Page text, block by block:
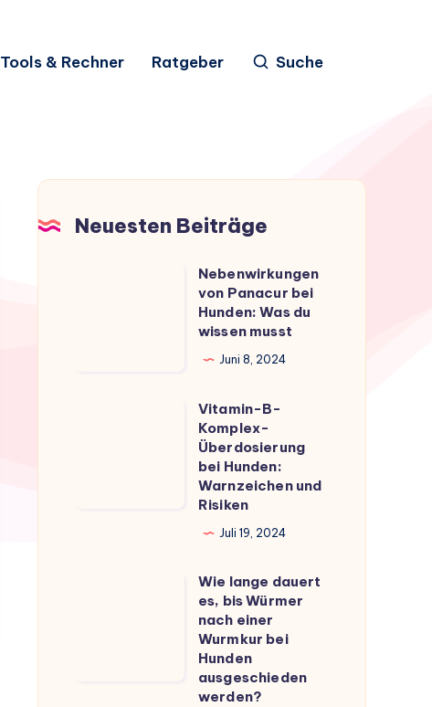
Tools & Rechner Ratgeber Suche
Neuesten Beiträge
Nebenwirkungen
von Panacur bei
Hunden: Was du
wissen musst
Juni 8, 2024
Vitamin-B-
Komplex-
Überdosierung
bei Hunden:
Warnzeichen und
Risiken
Juli 19, 2024
Wie lange dauert
es, bis Würmer
nach einer
Wurmkur bei
Hunden
ausgeschieden
werden?